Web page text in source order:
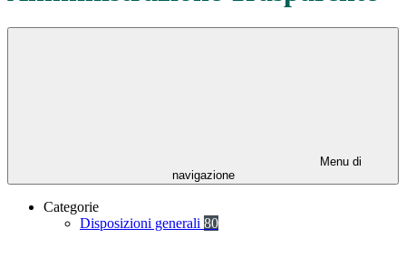
Menu di
navigazione
Categorie
Disposizioni generali 80